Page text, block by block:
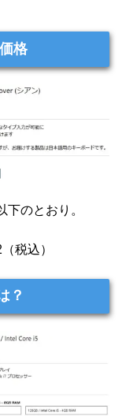
格
のとおり。
税込）
？